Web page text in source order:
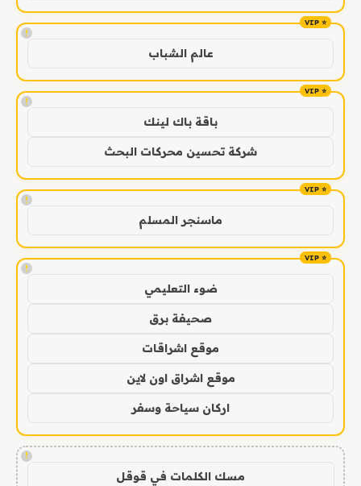
!
عالم الشباب
!
باقة باك لينك
شركة تحسين محركات البحث
!
ماسنجر المسلم
!
ضوء التعليمي
صحيفة برق
موقع اشراقات
موقع اشراق اون لاين
اركان سياحة وسفر
!
مسك الكلمات في قوقل